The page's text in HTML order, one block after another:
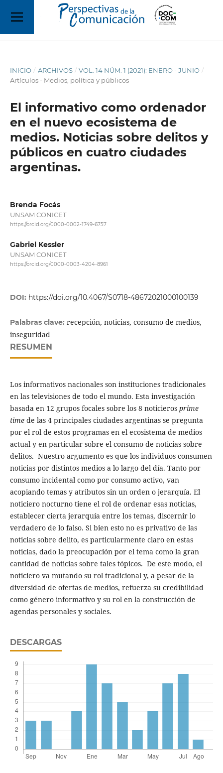
INICIO / ARCHIVOS / VOL. 14 NÚM. 1 (2021): ENERO - JUNIO /
Artículos - Medios, política y públicos
El informativo como ordenador
en el nuevo ecosistema de
medios. Noticias sobre delitos y
públicos en cuatro ciudades
argentinas.
Brenda Focás
UNSAM CONICET
https://orcid.org/0000-0002-1749-6757
Gabriel Kessler
UNSAM CONICET
https://orcid.org/0000-0003-4204-8961
DOI: https://doi.org/10.4067/S0718-48672021000100139
Palabras clave: recepción, noticias, consumo de medios,
inseguridad
RESUMEN
Los informativos nacionales son instituciones tradicionales
en las televisiones de todo el mundo. Esta investigación
basada en 12 grupos focales sobre los 8 noticieros prime
timede las 4 principales ciudades argentinas se pregunta
por el rol de estos programas en el ecosistema de medios
actual y en particular sobre el consumo de noticias sobre
delitos. Nuestro argumento es que los individuos consumen
noticias por distintos medios a lo largo del día. Tanto por
consumo incidental como por consumo activo, van
acopiando temas y atributos sin un orden o jerarquía. El
noticiero nocturno tiene el rol de ordenar esas noticias,
establecer cierta jerarquía entre los temas, discernir lo
verdadero de lo falso. Si bien esto no es privativo de las
noticias sobre delito, es particularmente claro en estas
noticias, dado la preocupación por el tema como la gran
cantidad de noticias sobre tales tópicos. De este modo, el
noticiero va mutando su rol tradicional y, a pesar de la
diversidad de ofertas de medios, refuerza su credibilidad
como género informativo y su rol en la construcción de
agendas personales y sociales.
DESCARGAS